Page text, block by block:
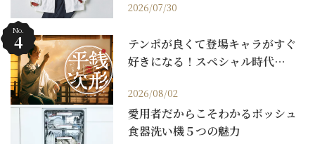
2026/07/30
テンポが良くて登場キャラがすぐ
好きになる！スペシャル時代…
2026/08/02
No.
愛用者だからこそわかるボッシュ
食器洗い機５つの魅力